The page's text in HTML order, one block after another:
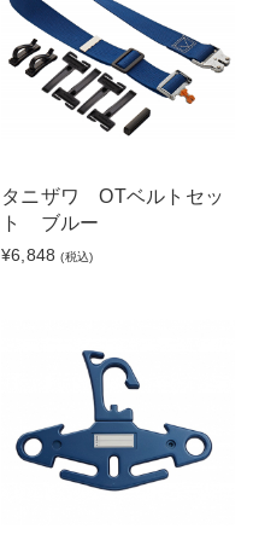
タニザワ OTベルトセッ
ト ブルー
¥6,848 (税込)